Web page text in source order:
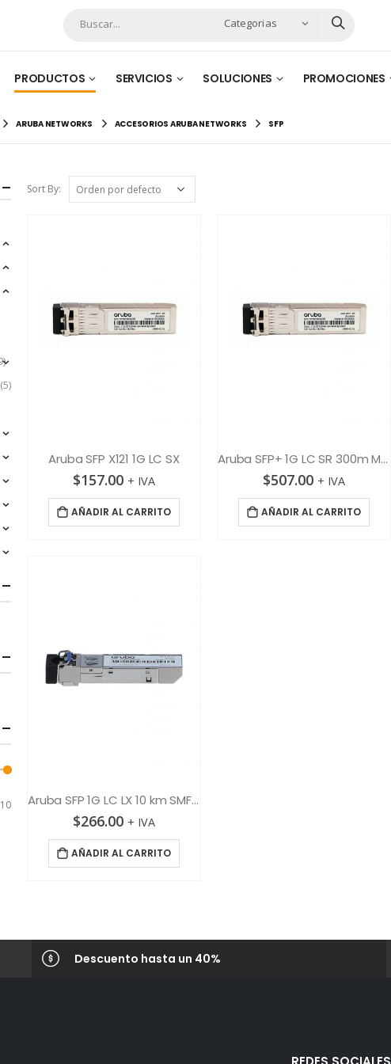
Categorias
PRODUCTOS SERVICIOS SOLUCIONES PROMOCIONES
ARUBA NETWORKS ACCESORIOS ARUBA NETWORKS SFP
Sort By:
Aruba SFP X121 1G LC SX
$157.00 + IVA
AÑADIR AL CARRITO
Aruba SFP+ 1G LC SR 300m MMF XCVR
$507.00 + IVA
AÑADIR AL CARRITO
Aruba SFP 1G LC LX 10 km SMF XCVR
$266.00 + IVA
AÑADIR AL CARRITO
(5)
Descuento hasta un 40%